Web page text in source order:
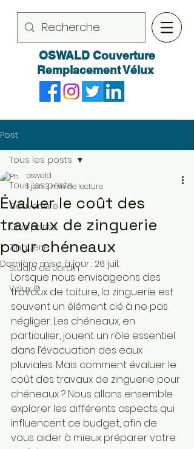
OSWALD Couverture
Remplacement Vélux
Post
Tous les posts
Couverture
Charpente
Zinguerie
Studio de Jardin
Vélux ®
Tous les posts
Évaluer le coût des
travaux de zinguerie
pour chéneaux
oswald
1 juin3 min de lecture
Dernière mise à jour : 26 juil.
Lorsque nous envisageons des
travaux de toiture, la zinguerie est
souvent un élément clé à ne pas
négliger. Les chéneaux, en
particulier, jouent un rôle essentiel
dans l’évacuation des eaux
pluviales. Mais comment évaluer le
coût des travaux de zinguerie pour
chéneaux ? Nous allons ensemble
explorer les différents aspects qui
influencent ce budget, afin de
vous aider à mieux préparer votre